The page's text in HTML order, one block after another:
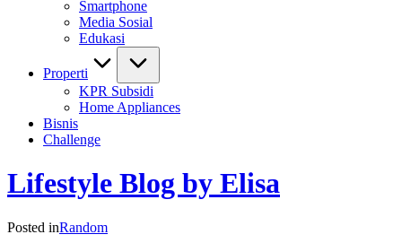
Smartphone
Media Sosial
Edukasi
Properti
KPR Subsidi
Home Appliances
Bisnis
Challenge
Lifestyle Blog by Elisa
Posted inRandom